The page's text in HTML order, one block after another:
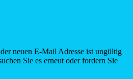
neuen E-Mail Adresse ist ungültig
Sie es erneut oder fordern Sie